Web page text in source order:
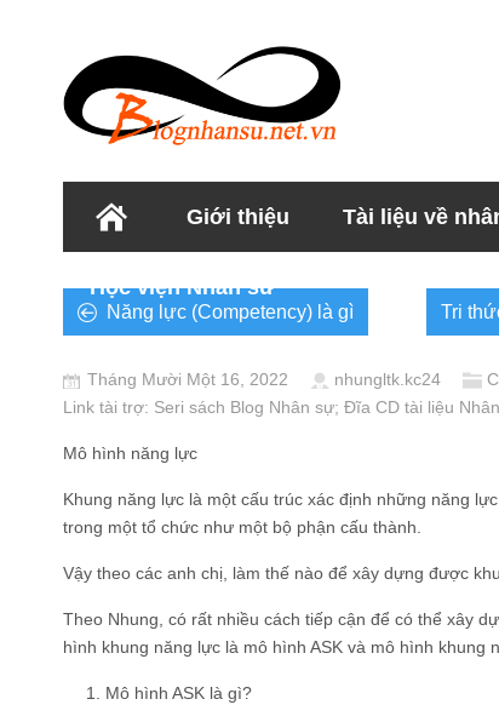
Giới thiệu Tài liệu về
Học viện Nhân sư
Năng lực (Competency) là gì Tri
Tháng Mười Một 16, 2022 nhungltk.kc24
Link tài trợ: Seri sách Blog Nhân sự; Đĩa CD tài liệu
Mô hình năng lực
Khung năng lực là một cấu trúc xác định những năng
trong một tổ chức như một bộ phận cấu thành.
Vậy theo các anh chị, làm thế nào để xây dựng được
Theo Nhung, có rất nhiều cách tiếp cận để có thể xây
hình khung năng lực là mô hình ASK và mô hình khung
Mô hình ASK là gì?